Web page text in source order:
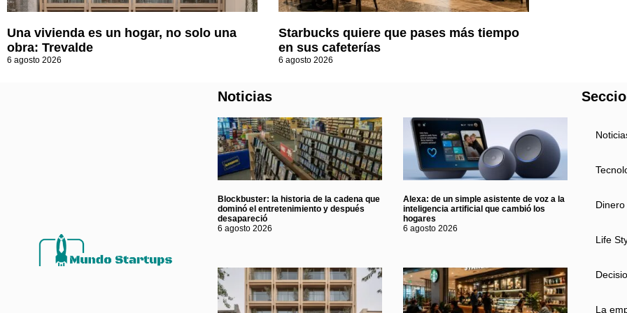
Una vivienda es un hogar, no solo una
obra: Trevalde
6 agosto 2026
Starbucks quiere que pases más tiempo
en sus cafeterías
6 agosto 2026
Noticias
Blockbuster: la historia de la cadena que
dominó el entretenimiento y después
desapareció
6 agosto 2026
Alexa: de un simple asistente de voz a la
inteligencia artificial que cambió los
hogares
6 agosto 2026
Dinero
Life
La